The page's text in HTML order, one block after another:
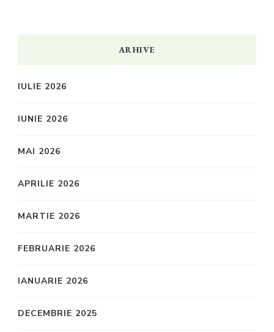
ARHIVE
IULIE 2026
IUNIE 2026
MAI 2026
APRILIE 2026
MARTIE 2026
FEBRUARIE 2026
IANUARIE 2026
DECEMBRIE 2025